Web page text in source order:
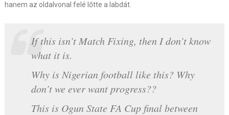
hanem az oldalvonal felé lőtte a labdát.
If this isn’t Match Fixing, then I don’t know
what it is.
Why is Nigerian football like this? Why
don’t we ever want progress??
This is Ogun State FA Cup final between